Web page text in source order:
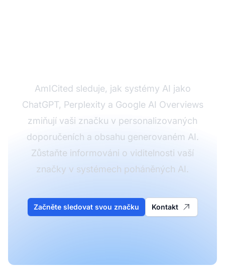
AmICited sleduje, jak systémy AI jako
ChatGPT, Perplexity a Google AI Overviews
zmiňují vaši značku v personalizovaných
doporučeních a obsahu generovaném AI.
Zůstaňte informováni o viditelnosti vaší
značky v systémech poháněných AI.
Začněte sledovat svou značku Kontakt